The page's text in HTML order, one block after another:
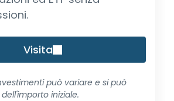
Visita
può variare e si può
iniziale.